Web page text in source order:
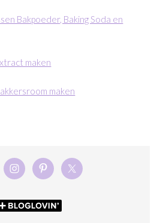
Bakpoeder, Baking Soda en
maken
maken